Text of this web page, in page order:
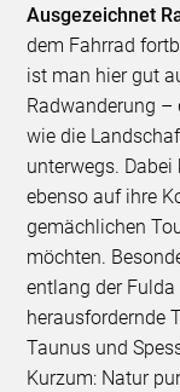
Ausgezeichnet
dem Fahrrad
ist man hier gut
Radwanderung –
wie die
unterwegs.
ebenso auf ihre
gemächlichen
möchten.
entlang der Fulda
herausfordernde
Taunus und
Kurzum: Natur